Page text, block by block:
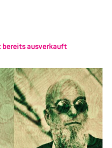
bereits ausverkauft